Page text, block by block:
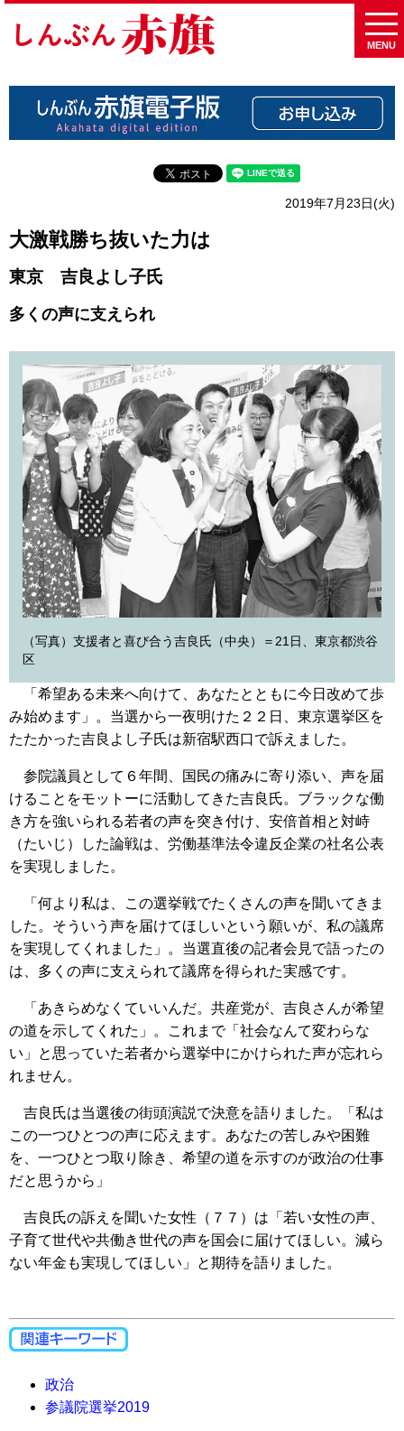
MENU
2019年7月23日(火)
大激戦勝ち抜いた力は
東京 吉良よし子氏
多くの声に支えられ
（写真）支援者と喜び合う吉良氏（中央）＝21日、東京都渋谷
区
「希望ある未来へ向けて、あなたとともに今日改めて歩
み始めます」。当選から一夜明けた２２日、東京選挙区を
たたかった吉良よし子氏は新宿駅西口で訴えました。
参院議員として６年間、国民の痛みに寄り添い、声を届
けることをモットーに活動してきた吉良氏。ブラックな働
き方を強いられる若者の声を突き付け、安倍首相と対峙
（たいじ）した論戦は、労働基準法令違反企業の社名公表
を実現しました。
「何より私は、この選挙戦でたくさんの声を聞いてきま
した。そういう声を届けてほしいという願いが、私の議席
を実現してくれました」。当選直後の記者会見で語ったの
は、多くの声に支えられて議席を得られた実感です。
「あきらめなくていいんだ。共産党が、吉良さんが希望
の道を示してくれた」。これまで「社会なんて変わらな
い」と思っていた若者から選挙中にかけられた声が忘れら
れません。
吉良氏は当選後の街頭演説で決意を語りました。「私は
この一つひとつの声に応えます。あなたの苦しみや困難
を、一つひとつ取り除き、希望の道を示すのが政治の仕事
だと思うから」
吉良氏の訴えを聞いた女性（７７）は「若い女性の声、
子育て世代や共働き世代の声を国会に届けてほしい。減ら
ない年金も実現してほしい」と期待を語りました。
政治
参議院選挙2019